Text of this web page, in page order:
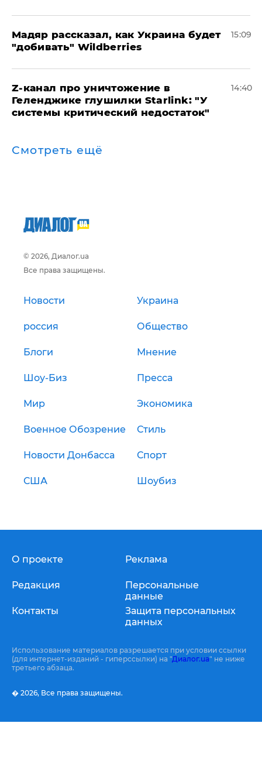
Мадяр рассказал, как Украина будет
"добивать" Wildberries
15:09
Z-канал про уничтожение в
Геленджике глушилки Starlink: "У
системы критический недостаток"
14:40
Смотреть ещё
© 2026, Диалог.ua
Все права защищены.
Новости Украина
россия Общество
Блоги Мнение
Шоу-Биз Пресса
Мир Экономика
Военное Обозрение Стиль
Новости Донбасса Спорт
США Шоубиз
О проекте
Редакция
Контакты
Реклама
Персональные
данные
Защита персональных
данных
Использование материалов разрешается при условии ссылки
(для интернет-изданий - гиперссылки) на "Диалог.ua" не ниже
третьего абзаца.
� 2026, Все права защищены.